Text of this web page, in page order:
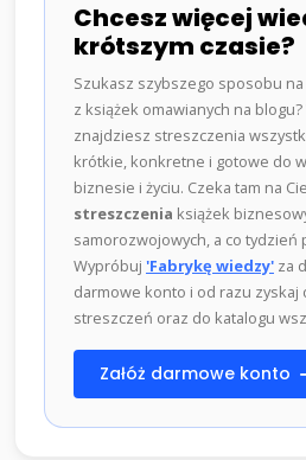
Chcesz więcej
krótszym czasie?
Szukasz szybszego sposobu
z książek omawianych na blogu?
znajdziesz streszczenia
krótkie, konkretne i gotowe do
biznesie i życiu. Czeka tam na
streszczenia książek
samorozwojowych, a co tydzień
Wypróbuj 'Fabrykę wiedzy' za
darmowe konto i od razu
streszczeń oraz do katalogu
Załóż darmowe konto